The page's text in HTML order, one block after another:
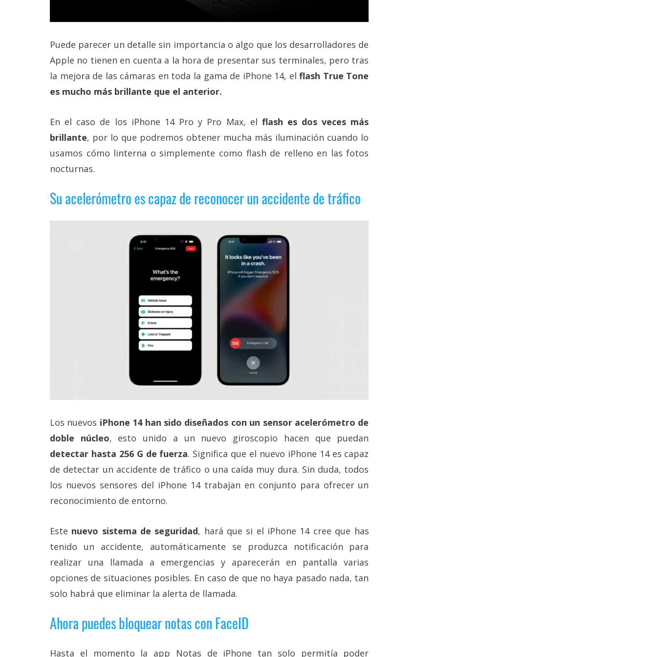
Puede parecer un detalle sin importancia o algo que los desarrolladores de
Apple no tienen en cuenta a la hora de presentar sus terminales, pero tras
la mejora de las cámaras en toda la gama de iPhone 14, elflash True Tone
es mucho más brillante que el anterior.
En el caso de los iPhone 14 Pro y Pro Max, el flash es dos veces más
brillante, por lo que podremos obtener mucha más iluminación cuando lo
usamos cómo linterna o simplemente como flash de relleno en las fotos
nocturnas.
Su acelerómetro es capaz de reconocer un accidente de tráfico
Los nuevos iPhone 14 han sido diseñados con un sensor acelerómetro de
doble núcleo, esto unido a un nuevo giroscopio hacen que puedan
detectar hasta 256 G de fuerza. Significa que el nuevo iPhone 14 es capaz
de detectar un accidente de tráfico o una caída muy dura. Sin duda, todos
los nuevos sensores del iPhone 14 trabajan en conjunto para ofrecer un
reconocimiento de entorno.
Este nuevo sistema de seguridad, hará que si el iPhone 14 cree que has
tenido un accidente, automáticamente se produzca notificación para
realizar una llamada a emergencias y aparecerán en pantalla varias
opciones de situaciones posibles. En caso de que no haya pasado nada, tan
solo habrá que eliminar la alerta de llamada.
Ahora puedes bloquear notas con FaceID
Hasta el momento la app Notas de iPhone tan solo permitía poder